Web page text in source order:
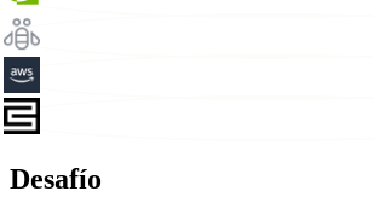
Desafío